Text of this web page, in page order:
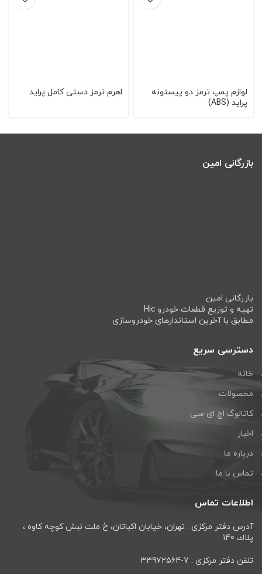
لوازم پمپ ترمز دو پیستونه
پراید (ABS)
اهرم ترمز دستی كامل پراید
بازرگانی امین
بازرگانی امین
تهیه و توزیع قطعات خودرو Hic
مطابق با آخرین استاندارهای خودروسازی
دسترسی سریع
خانه
محصولات
کاتالوگ اچ ای سی
اخبار
درباره ما
تماس با ما
اطلاعات تماس
آدرس دفتر مرکزی : تهران، خيابان اكباتان، خ ملت نبش كوچه كاوه ،
پلاك 140
تلفن دفتر مرکزی : 7-33972564